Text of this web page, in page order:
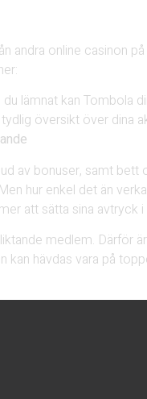
andra online casinon
lämnat kan Tombola
översikt över dina
av bonuser, samt
hur enkel det än
att sätta sina avtryck
medlem.
kan hävdas vara på